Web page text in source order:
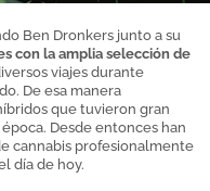
Ben Dronkers junto a su
con la amplia selección de
viajes durante
De esa manera
que tuvieron gran
Desde entonces han
cannabis profesionalmente
día de hoy.